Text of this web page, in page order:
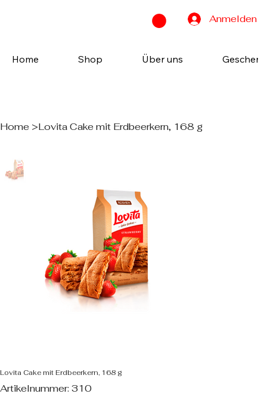
Anmelden
Home Shop Über uns
Home >Lovita Cake mit Erdbeerkern, 168 g
Lovita Cake mit Erdbeerkern, 168 g
Artikelnummer: Artikelnummer:
310
310